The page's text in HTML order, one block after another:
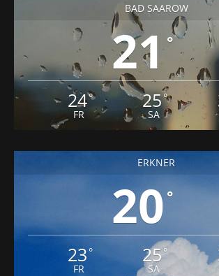
BAD SAAROW
21 °
24°
FR
25°
SA
ERKNER
20 °
23 °
FR
25°
SA